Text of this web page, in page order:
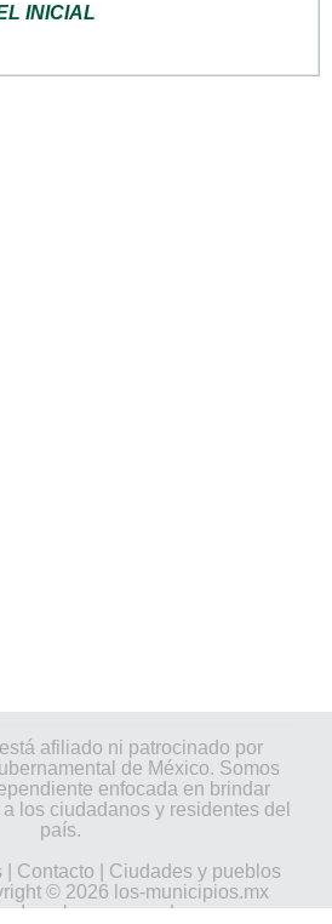
INICIAL
afiliado ni patrocinado por
de México. Somos
enfocada en brindar
los ciudadanos y residentes del
país.
Contacto
Ciudades y pueblos
© 2026 los-municipios.mx
derechos reservados